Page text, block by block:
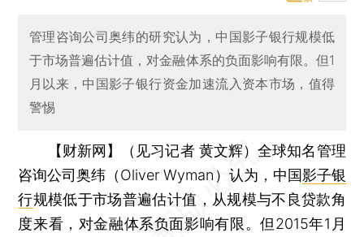
管理咨询公司奥纬的研究认为，中国影子银行规模低
于市场普遍估计值，对金融体系的负面影响有限。但1
月以来，中国影子银行资金加速流入资本市场，值得
警惕
【财新网】（见习记者 黄文辉）全球知名管理
咨询公司奥纬（Oliver Wyman）认为，中国影子银
行规模低于市场普遍估计值，从规模与不良贷款角
度来看，对金融体系负面影响有限。但2015年1月